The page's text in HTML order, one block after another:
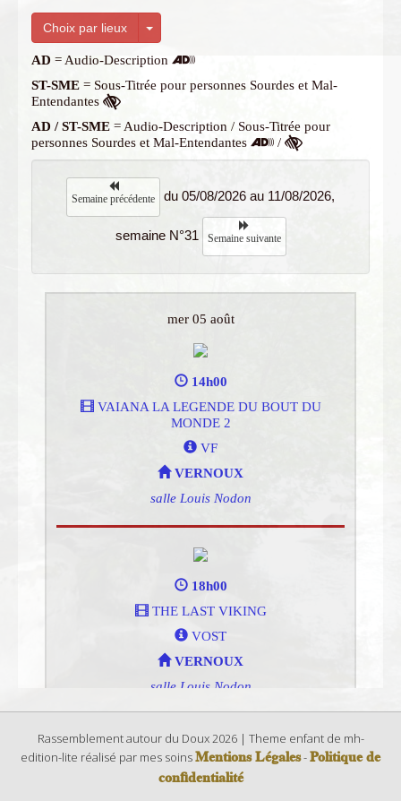
Rassemblement autour du Doux 2026 | Theme enfant de mh-
edition-lite réalisé par mes soinsMentions Légales-Politique de
confidentialité